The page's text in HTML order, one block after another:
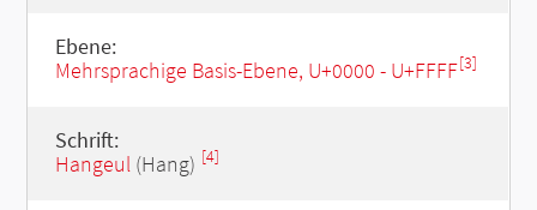
Ebene:
Mehrsprachige Basis-Ebene, U+0000 - U+FFFF[3]
Schrift:
Hangeul(Hang) [4]